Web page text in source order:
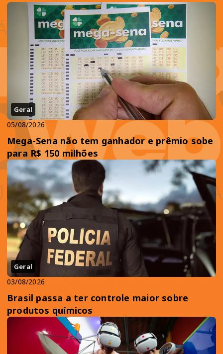
Geral
05/08/2026
Mega-Sena não tem ganhador e prêmio sobe
para R$ 150 milhões
Geral
03/08/2026
Brasil passa a ter controle maior sobre
produtos químicos